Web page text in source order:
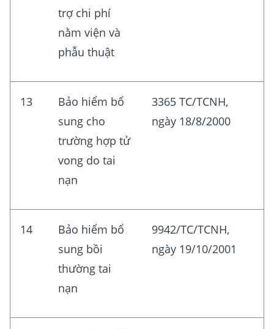
trợ chi phí
nằm viện và
phẫu thuật
13
Bảo hiểm bổ
sung cho
trường hợp tử
vong do tai
nạn
3365 TC/TCNH,
ngày 18/8/2000
14
Bảo hiểm bổ
sung bồi
thường tai
nạn
9942/TC/TCNH,
ngày 19/10/2001